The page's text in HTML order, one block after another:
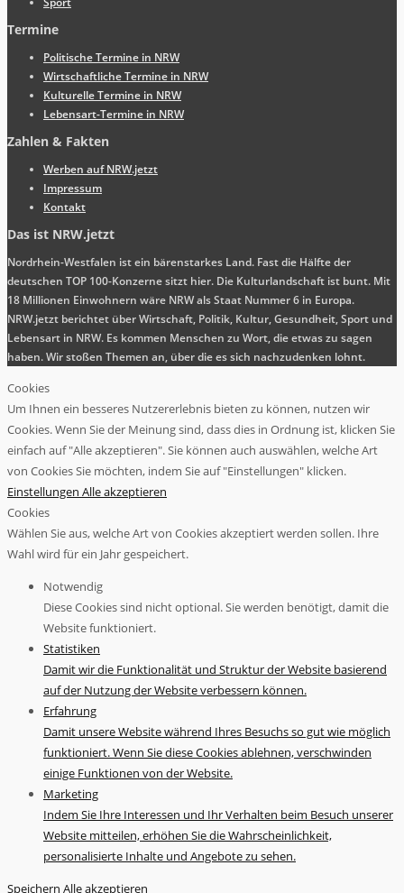
Termine
Politische Termine in NRW
Wirtschaftliche Termine in NRW
Kulturelle Termine in NRW
Lebensart-Termine in NRW
Zahlen & Fakten
Werben auf NRW.jetzt
Impressum
Kontakt
Das ist NRW.jetzt
Nordrhein-Westfalen ist ein bärenstarkes Land. Fast die Hälfte der
deutschen TOP 100-Konzerne sitzt hier. Die Kulturlandschaft ist bunt. Mit
18 Millionen Einwohnern wäre NRW als Staat Nummer 6 in Europa.
NRW.jetzt berichtet über Wirtschaft, Politik, Kultur, Gesundheit, Sport und
Lebensart in NRW. Es kommen Menschen zu Wort, die etwas zu sagen
haben. Wir stoßen Themen an, über die es sich nachzudenken lohnt.
Cookies
Um Ihnen ein besseres Nutzererlebnis bieten zu können, nutzen wir
Cookies. Wenn Sie der Meinung sind, dass dies in Ordnung ist, klicken Sie
einfach auf "Alle akzeptieren". Sie können auch auswählen, welche Art
von Cookies Sie möchten, indem Sie auf "Einstellungen" klicken.
Einstellungen Alle akzeptieren
Cookies
Wählen Sie aus, welche Art von Cookies akzeptiert werden sollen. Ihre
Wahl wird für ein Jahr gespeichert.
Notwendig
Diese Cookies sind nicht optional. Sie werden benötigt, damit die
Website funktioniert.
Statistiken
Damit wir die Funktionalität und Struktur der Website basierend
auf der Nutzung der Website verbessern können.
Erfahrung
Damit unsere Website während Ihres Besuchs so gut wie möglich
funktioniert. Wenn Sie diese Cookies ablehnen, verschwinden
einige Funktionen von der Website.
Marketing
Indem Sie Ihre Interessen und Ihr Verhalten beim Besuch unserer
Website mitteilen, erhöhen Sie die Wahrscheinlichkeit,
personalisierte Inhalte und Angebote zu sehen.
Speichern Alle akzeptieren